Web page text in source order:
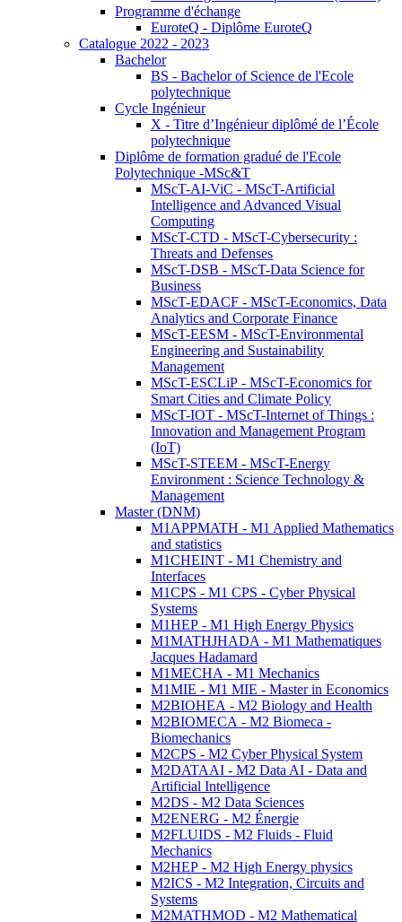
Programme d'échange
EuroteQ - Diplôme EuroteQ
Catalogue 2022 - 2023
Bachelor
BS - Bachelor of Science de l'Ecole
polytechnique
Cycle Ingénieur
X - Titre d’Ingénieur diplômé de l’École
polytechnique
Diplôme de formation gradué de l'Ecole
Polytechnique -MSc&T
MScT-AI-ViC - MScT-Artificial
Intelligence and Advanced Visual
Computing
MScT-CTD - MScT-Cybersecurity :
Threats and Defenses
MScT-DSB - MScT-Data Science for
Business
MScT-EDACF - MScT-Economics, Data
Analytics and Corporate Finance
MScT-EESM - MScT-Environmental
Engineering and Sustainability
Management
MScT-ESCLiP - MScT-Economics for
Smart Cities and Climate Policy
MScT-IOT - MScT-Internet of Things :
Innovation and Management Program
(IoT)
MScT-STEEM - MScT-Energy
Environment : Science Technology &
Management
Master (DNM)
M1APPMATH - M1 Applied Mathematics
and statistics
M1CHEINT - M1 Chemistry and
Interfaces
M1CPS - M1 CPS - Cyber Physical
Systems
M1HEP - M1 High Energy Physics
M1MATHJHADA - M1 Mathematiques
Jacques Hadamard
M1MECHA - M1 Mechanics
M1MIE - M1 MIE - Master in Economics
M2BIOHEA - M2 Biology and Health
M2BIOMECA - M2 Biomeca -
Biomechanics
M2CPS - M2 Cyber Physical System
M2DATAAI - M2 Data AI - Data and
Artificial Intelligence
M2DS - M2 Data Sciences
M2ENERG - M2 Énergie
M2FLUIDS - M2 Fluids - Fluid
Mechanics
M2HEP - M2 High Energy physics
M2ICS - M2 Integration, Circuits and
Systems
M2MATHMOD - M2 Mathematical